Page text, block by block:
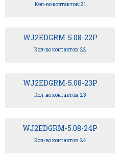
Кол-во контактов: 21
WJ2EDGRM-5.08-22P
Кол-во контактов: 22
WJ2EDGRM-5.08-23P
Кол-во контактов: 23
WJ2EDGRM-5.08-24P
Кол-во контактов: 24